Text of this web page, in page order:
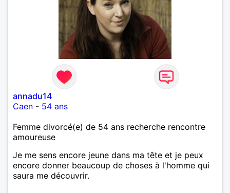
annadu14
Caen - 54 ans
Femme divorcé(e) de 54 ans recherche rencontre
amoureuse
Je me sens encore jeune dans ma tête et je peux
encore donner beaucoup de choses à l'homme qui
saura me découvrir.